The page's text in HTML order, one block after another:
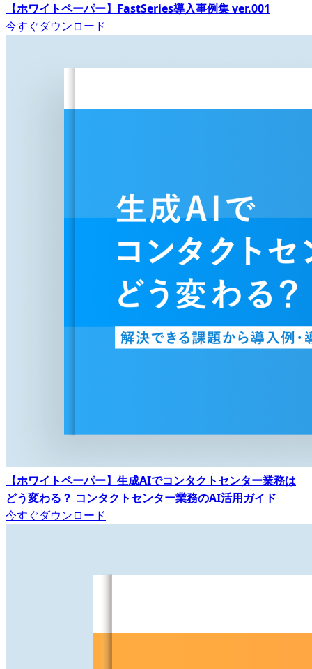
【ホワイトペーパー】FastSeries導入事例集 ver.001
今すぐダウンロード
【ホワイトペーパー】生成AIでコンタクトセンター業務は
どう変わる？ コンタクトセンター業務のAI活用ガイド
今すぐダウンロード